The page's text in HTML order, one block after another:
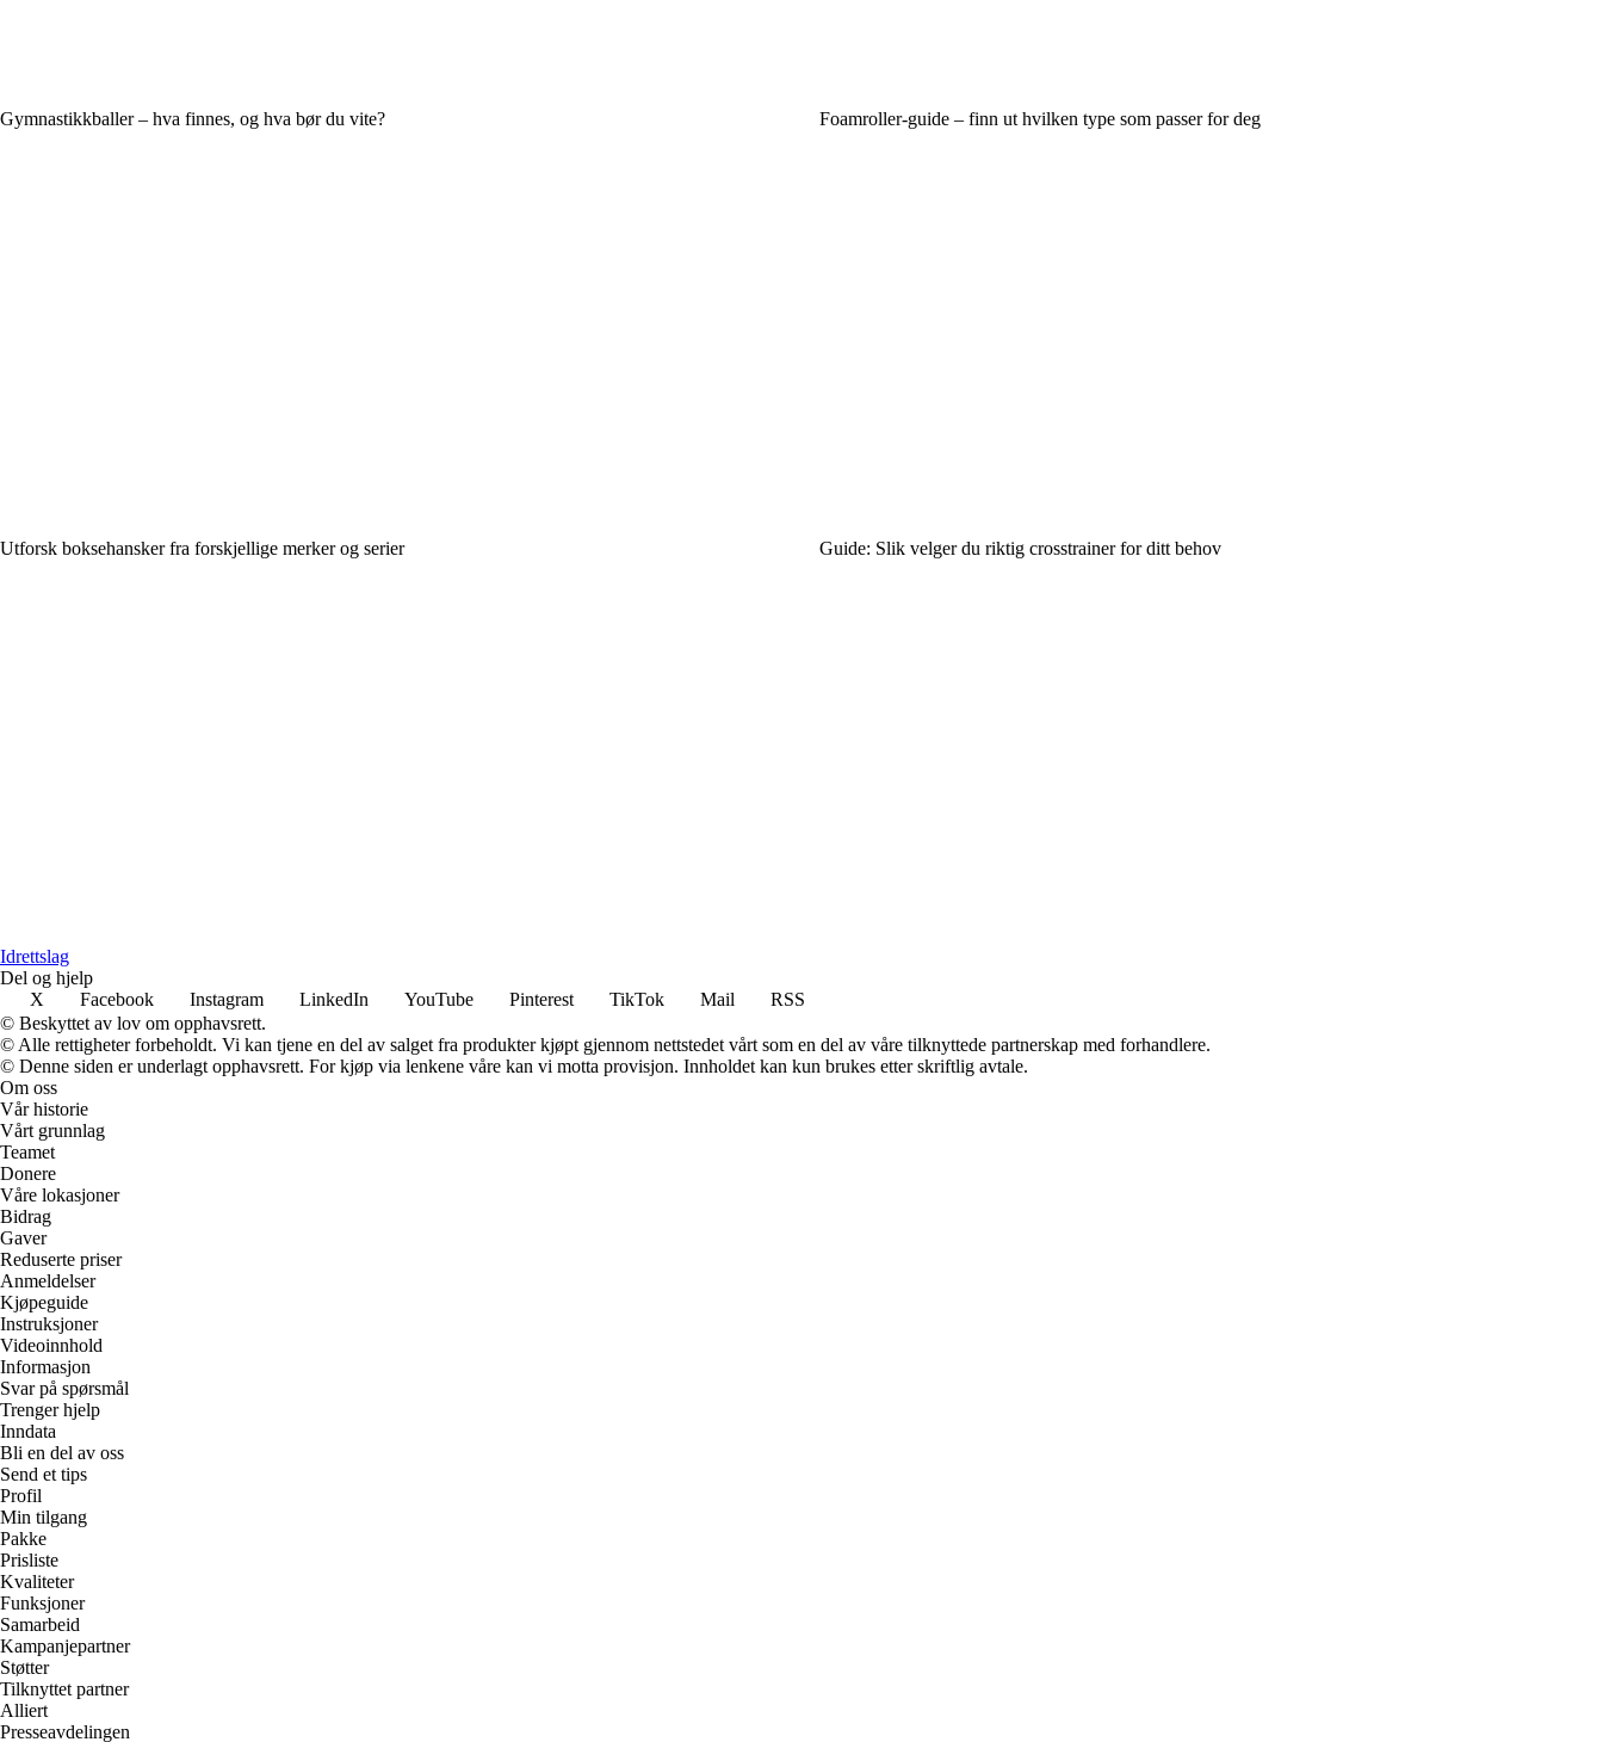
Gymnastikkballer – hva finnes, og hva bør du vite? Foamroller-guide – finn ut hvilken type som passer for deg
Utforsk boksehansker fra forskjellige merker og serier Guide: Slik velger du riktig crosstrainer for ditt behov
Idrettslag
Del og hjelp
X
Facebook Instagram LinkedIn YouTube Pinterest TikTok Mail
RSS
© Beskyttet av lov om opphavsrett.
© Alle rettigheter forbeholdt. Vi kan tjene en del av salget fra produkter kjøpt gjennom nettstedet vårt som en del av våre tilknyttede partnerskap med forhandlere.
© Denne siden er underlagt opphavsrett. For kjøp via lenkene våre kan vi motta provisjon. Innholdet kan kun brukes etter skriftlig avtale.
Om oss
Vår historie
Vårt grunnlag
Teamet
Donere
Våre lokasjoner
Bidrag
Gaver
Reduserte priser
Anmeldelser
Kjøpeguide
Instruksjoner
Videoinnhold
Informasjon
Svar på spørsmål
Trenger hjelp
Inndata
Bli en del av oss
Send et tips
Profil
Min tilgang
Pakke
Prisliste
Kvaliteter
Funksjoner
Samarbeid
Kampanjepartner
Støtter
Tilknyttet partner
Alliert
Presseavdelingen